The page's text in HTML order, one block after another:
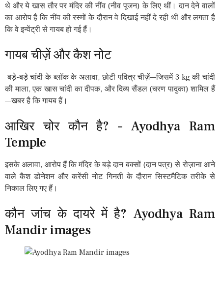
थे और ये खास तौर पर मंदिर की नींव (नीव पूजन) के लिए थीं। दान देने वालों
का आरोप है कि नींव की रस्मों के दौरान वे दिखाई नहीं दे रही थीं और लगता है
कि वे इन्वेंट्री से गायब हो गई हैं।
गायब चीज़ें और कैश नोट
बड़े-बड़े चांदी के ब्लॉक के अलावा, छोटी पवित्र चीज़ें—जिसमें 3 kg की चांदी
की माला, एक खास चांदी का दीपक, और दिव्य सैंडल (चरण पादुका) शामिल हैं
—खबर है कि गायब हैं।
आखिर चोर कौन है? – Ayodhya Ram
Temple
इसके अलावा, आरोप हैं कि मंदिर के बड़े दान बक्सों (दान पत्र) से रोज़ाना आने
वाले कैश डोनेशन और करेंसी नोट गिनती के दौरान सिस्टमैटिक तरीके से
निकाल लिए गए हैं।
कौन जांच के दायरे में है? Ayodhya Ram
Mandir images